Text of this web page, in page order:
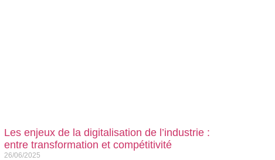
Les enjeux de la digitalisation de l’industrie :
entre transformation et compétitivité
26/06/2025